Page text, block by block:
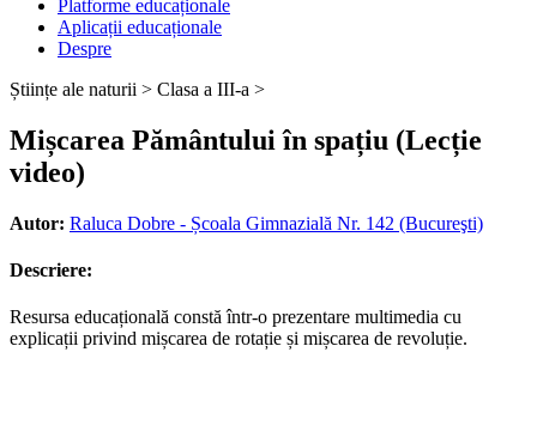
Platforme educaționale
Aplicații educaționale
Despre
Științe ale naturii > Clasa a III-a >
Mișcarea Pământului în spațiu (Lecție
video)
Autor: Raluca Dobre - Școala Gimnazială Nr. 142 (Bucureşti)
Descriere:
Resursa educațională constă într-o prezentare multimedia cu
explicații privind mișcarea de rotație și mișcarea de revoluție.